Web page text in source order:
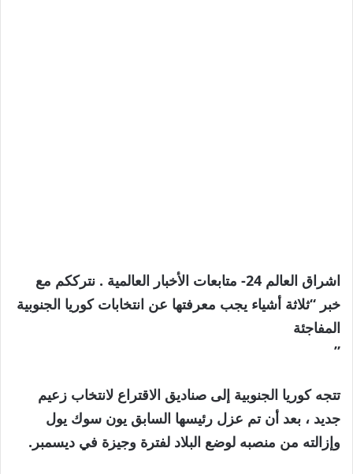
اشراق العالم 24- متابعات الأخبار العالمية . نترككم مع
خبر “ثلاثة أشياء يجب معرفتها عن انتخابات كوريا الجنوبية
المفاجئة
”
تتجه كوريا الجنوبية إلى صناديق الاقتراع لانتخاب زعيم
جديد ، بعد أن تم عزل رئيسها السابق يون سوك يول
وإزالته من منصبه لوضع البلاد لفترة وجيزة في ديسمبر.